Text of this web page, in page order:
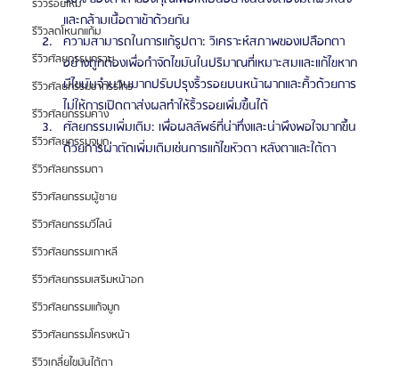
รีวิวร้อยไหม
รีวิวลดโหนกแก้ม
รีวิวศัลยกรรมกราม
รีวิวศัลยกรรมขากรรไกร
รีวิวศัลยกรรมคาง
รีวิวศัลยกรรมจมูก
รีวิวศัลยกรรมตา
รีวิวศัลยกรรมผู้ชาย
รีวิวศัลยกรรมวีไลน์
รีวิวศัลยกรรมเกาหลี
รีวิวศัลยกรรมเสริมหน้าอก
รีวิวศัลยกรรมแก้จมูก
รีวิวศัลยกรรมโครงหน้า
รีวิวเกลี่ยไขมันใต้ตา
และกล้ามเนื้อตาเข้าด้วยกัน
ความสามารถในการแก้รูปตา: วิเคราะห์สภาพของเปลือกตา
อย่างถูกต้องเพื่อกำจัดไขมันในปริมาณที่เหมาะสมและแก้ไขหาก
มีไขมันจำนวนมากปรับปรุงริ้วรอยบนหน้าผากและคิ้วด้วยการ
ไม่ให้การเปิดตาส่งผลทำให้ริ้วรอยเพิ่มขึ้นได้
ศัลยกรรมเพิ่มเติม: เพื่อผลลัพธ์ที่น่าทึ่งและน่าพึงพอใจมากขึ้น
ด้วยการผ่าตัดเพิ่มเติมเช่นการแก้ไขหัวตา หลังตาและใต้ตา